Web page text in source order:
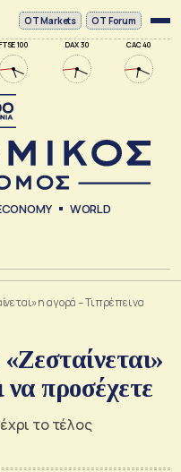
FTSE 100 DAX 30 CAC 40
ΟΤ Markets OT Forum
WORLD
η αγορά – Τι πρέπει να
να προσέχετε
το τέλος